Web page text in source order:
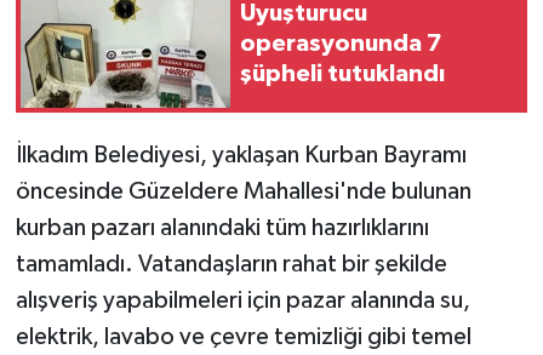
Uyuşturucu
operasyonunda 7
şüpheli tutuklandı
İlkadım Belediyesi, yaklaşan Kurban Bayramı
öncesinde Güzeldere Mahallesi'nde bulunan
kurban pazarı alanındaki tüm hazırlıklarını
tamamladı. Vatandaşların rahat bir şekilde
alışveriş yapabilmeleri için pazar alanında su,
elektrik, lavabo ve çevre temizliği gibi temel